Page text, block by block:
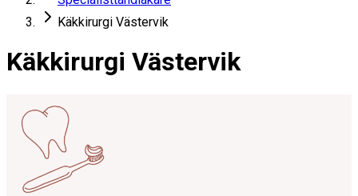
Käkkirurgi Västervik
Käkkirurgi Västervik